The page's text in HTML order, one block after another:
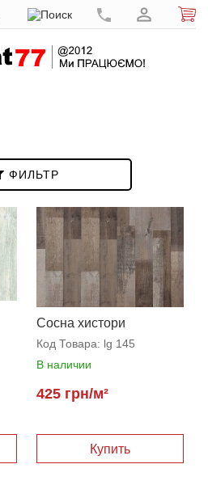
ФИЛЬТР
Сосна хистори
Код Товара: lg 145
В наличии
425 грн/м²
Купить